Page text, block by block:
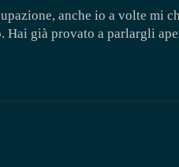
anche io a volte mi
già provato a parlargli